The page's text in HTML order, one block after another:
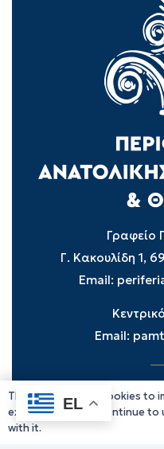
Γραφείο
Γ. Κακουλίδη 1,
Email:
Email:
EL
This website uses cookies to
experience. If you continue to
with it.